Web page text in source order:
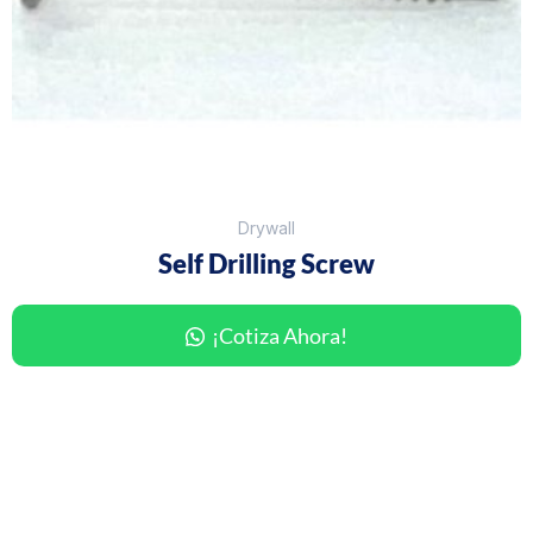
Drywall
Self Drilling Screw
¡Cotiza Ahora!